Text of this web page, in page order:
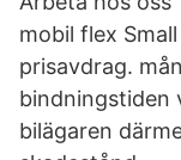
mobil flex
prisavdrag.
bindningstiden
bilägaren